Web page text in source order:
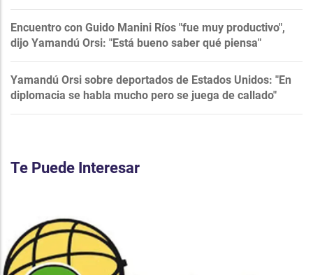
Encuentro con Guido Manini Ríos "fue muy productivo",
dijo Yamandú Orsi: "Está bueno saber qué piensa"
Yamandú Orsi sobre deportados de Estados Unidos: "En
diplomacia se habla mucho pero se juega de callado"
Te Puede Interesar